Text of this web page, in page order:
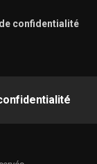
confidentialité